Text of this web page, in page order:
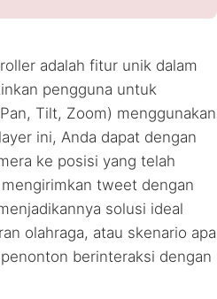
adalah fitur unik dalam
pengguna untuk
Tilt, Zoom) menggunakan
ini, Anda dapat dengan
ke posisi yang telah
tweet dengan
solusi ideal
olahraga, atau skenario apa
berinteraksi dengan